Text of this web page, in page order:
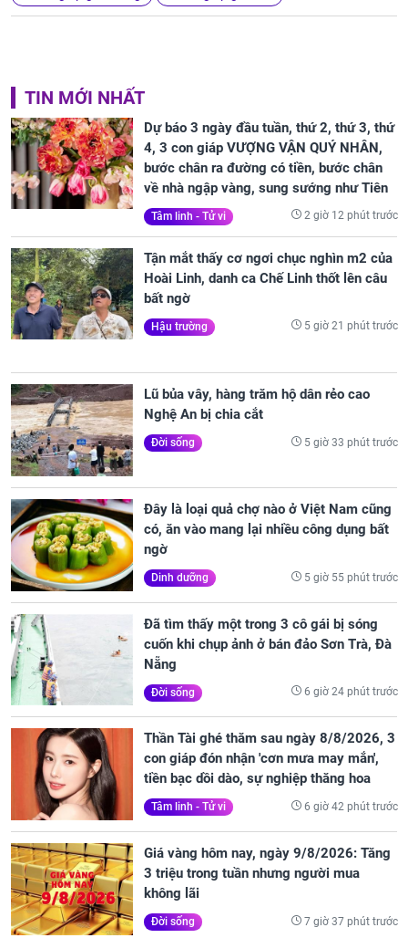
TIN MỚI NHẤT
Dự báo 3 ngày đầu tuần, thứ 2, thứ 3, thứ
4, 3 con giáp VƯỢNG VẬN QUÝ NHÂN,
bước chân ra đường có tiền, bước chân
về nhà ngập vàng, sung sướng như Tiên
Tâm linh - Tử vi 2 giờ 12 phút trước
Tận mắt thấy cơ ngơi chục nghìn m2 của
Hoài Linh, danh ca Chế Linh thốt lên câu
bất ngờ
Hậu trường 5 giờ 21 phút trước
Lũ bủa vây, hàng trăm hộ dân rẻo cao
Nghệ An bị chia cắt
Đời sống 5 giờ 33 phút trước
Đây là loại quả chợ nào ở Việt Nam cũng
có, ăn vào mang lại nhiều công dụng bất
ngờ
Dinh dưỡng 5 giờ 55 phút trước
Đã tìm thấy một trong 3 cô gái bị sóng
cuốn khi chụp ảnh ở bán đảo Sơn Trà, Đà
Nẵng
Đời sống 6 giờ 24 phút trước
Thần Tài ghé thăm sau ngày 8/8/2026, 3
con giáp đón nhận 'cơn mưa may mắn',
tiền bạc dồi dào, sự nghiệp thăng hoa
Tâm linh - Tử vi 6 giờ 42 phút trước
Giá vàng hôm nay, ngày 9/8/2026: Tăng
3 triệu trong tuần nhưng người mua
không lãi
Đời sống 7 giờ 37 phút trước